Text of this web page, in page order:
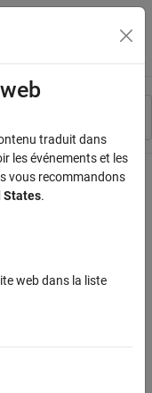
du menu
traduit dans
les événements et les
vous recommandons
States.
web dans la liste